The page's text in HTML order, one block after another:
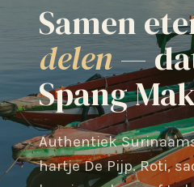
Samen
delen—
Spang
Authentiek
hartje De Pijp. Roti,